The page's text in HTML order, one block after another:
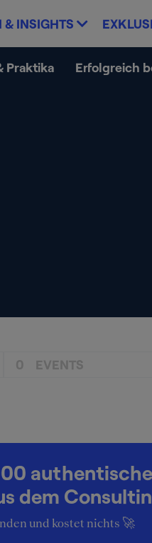
& INSIGHTS
Praktika Erfolgreich
0 EVENTS
authentische
dem
und kostet nichts 🚀